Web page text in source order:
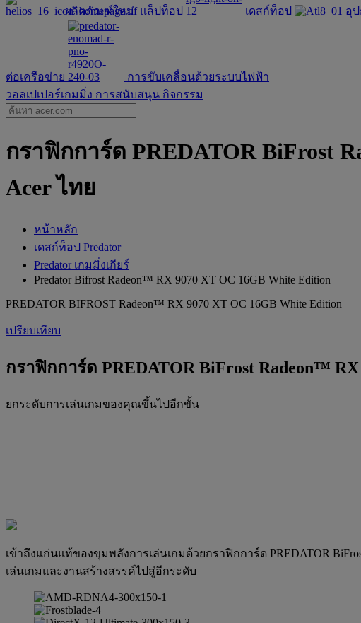
ผลิตภัณฑ์ใหม่ แล็ปท็อป เดสก์ท็อป อุ
ต่อเครือข่าย
การขับเคลื่อนด้วยระบบไฟฟ้า
วอลเปเปอร์เกมมิ่ง การสนับสนุน กิจกรรม
กราฟิกการ์ด PREDATOR BiFrost
Acer ไทย
หน้าหลัก
เดสก์ท็อป Predator
Predator เกมมิ่งเกียร์
Predator Bifrost Radeon™ RX 9070 XT OC 16GB White Edition
PREDATOR BIFROST Radeon™ RX 9070 XT OC 16GB White Edition
เปรียบเทียบ
กราฟิกการ์ด PREDATOR BiFrost Radeon™
ยกระดับการเล่นเกมของคุณขึ้นไปอีกขั้น
เข้าถึงแก่นแท้ของขุมพลังการเล่นเกมด้วยกราฟิกการ์ด PREDATOR
เล่นเกมและงานสร้างสรรค์ไปสู่อีกระดับ